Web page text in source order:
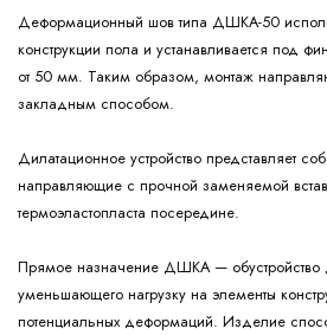
Деформационный шов типа ДШКА-50
конструкции пола и устанавливается под
от 50 мм. Таким образом, монтаж
закладным способом.
Дилатационное устройство представляет
направляющие с прочной заменяемой
термоэластопласта посередине.
Прямое назначение ДШКА — обустройство
уменьшающего нагрузку на элементы
потенциальных деформаций. Изделие